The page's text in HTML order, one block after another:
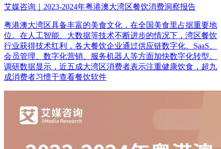
艾媒咨询｜2023-2024年粤港澳大湾区餐饮消费洞察报告
粤港澳大湾区具备丰富的美食文化，在全国美食里占据重要地
位。在人工智能、大数据等技术不断进步的情况下，湾区餐饮
行业获得技术红利，各大餐饮企业通过供应链数字化、SaaS、
会员管理、数字化营销、服务机器人等方面加快数字化转型。
调研数据显示，近五成大湾区消费者表示注重健康饮食，超九
成消费者习惯于查看餐饮软件